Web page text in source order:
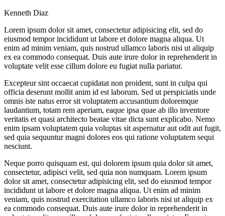
Kenneth Diaz
Lorem ipsum dolor sit amet, consectetur adipisicing elit, sed do
eiusmod tempor incididunt ut labore et dolore magna aliqua. Ut
enim ad minim veniam, quis nostrud ullamco laboris nisi ut aliquip
ex ea commodo consequat. Duis aute irure dolor in reprehenderit in
voluptate velit esse cillum dolore eu fugiat nulla pariatur.
Excepteur sint occaecat cupidatat non proident, sunt in culpa qui
officia deserunt mollit anim id est laborum. Sed ut perspiciatis unde
omnis iste natus error sit voluptatem accusantium doloremque
laudantium, totam rem aperiam, eaque ipsa quae ab illo inventore
veritatis et quasi architecto beatae vitae dicta sunt explicabo. Nemo
enim ipsam voluptatem quia voluptas sit aspernatur aut odit aut fugit,
sed quia sequuntur magni dolores eos qui ratione voluptatem sequi
nesciunt.
Neque porro quisquam est, qui dolorem ipsum quia dolor sit amet,
consectetur, adipisci velit, sed quia non numquam. Lorem ipsum
dolor sit amet, consectetur adipisicing elit, sed do eiusmod tempor
incididunt ut labore et dolore magna aliqua. Ut enim ad minim
veniam, quis nostrud exercitation ullamco laboris nisi ut aliquip ex
ea commodo consequat. Duis aute irure dolor in reprehenderit in